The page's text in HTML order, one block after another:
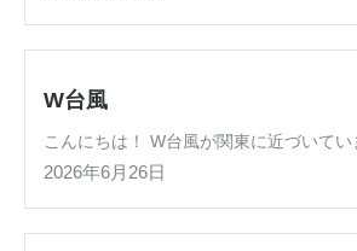
W台風
こんにちは！ W台風が関東に近づいてい
2026年6月26日